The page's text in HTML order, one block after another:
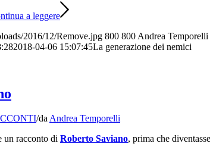
a leggere
2016/12/Remove.jpg 800 800 Andrea Temporelli
2018-04-06 15:07:45La generazione dei nemici
/daAndrea Temporelli
un racconto di Roberto Saviano, prima che diventasse